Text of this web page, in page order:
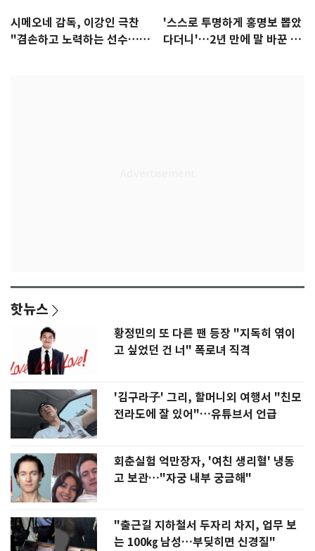
시메오네 감독, 이강인 극찬
"겸손하고 노력하는 선수…좋
'스스로 투명하게 홍명보 뽑았
다더니'…2년 만에 말 바꾼 이
핫뉴스
황정민의 또 다른 팬 등장 "지독히 엮이
고 싶었던 건 너" 폭로녀 직격
'김구라子' 그리, 할머니외 여행서 "친모
전라도에 잘 있어"…유튜브서 언급
회춘실험 억만장자, '여친 생리혈' 냉동
고 보관…"자궁 내부 궁금해"
"출근길 지하철서 두자리 차지, 업무 보
는 100㎏ 남성…부딪히면 신경질"